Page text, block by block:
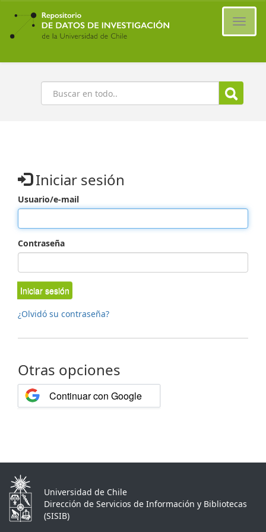
Ir
contenido
principal
Buscar
Iniciar sesión
Usuario/e-mail
Contraseña
Iniciar sesión
¿Olvidó su contraseña?
Otras opciones
Continuar con Google
Universidad de Chile
Dirección de Servicios de Información y Bibliotecas
(SISIB)